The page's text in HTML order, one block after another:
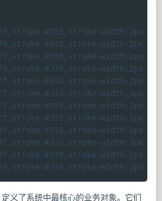
width:2px
width:2px
width:2px
width:2px
width:2px
width:2px
width:2px
width:2px
width:2px
width:2px
width:2px
width:2px
定义了系统中最核心的业务对象。它们